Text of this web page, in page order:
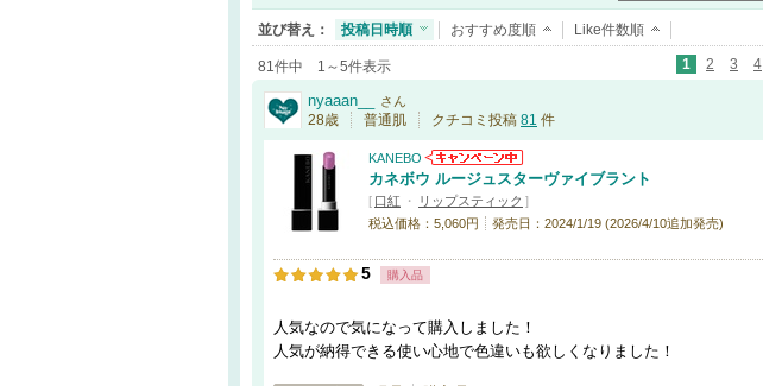
並び替え： 投稿日時順 おすすめ度順 Like件数順
81件中 1～5件表示 1 2 3 4
nyaaan__ さん
28歳 普通肌 クチコミ投稿 81 件
KANEBO
カネボウ ルージュスターヴァイブラント
[ 口紅 ・ リップスティック ]
税込価格：5,060円
発売日：2024/1/19 (2026/4/10追加発売)
5 購入品
人気なので気になって購入しました！
人気が納得できる使い心地で色違いも欲しくなりました！